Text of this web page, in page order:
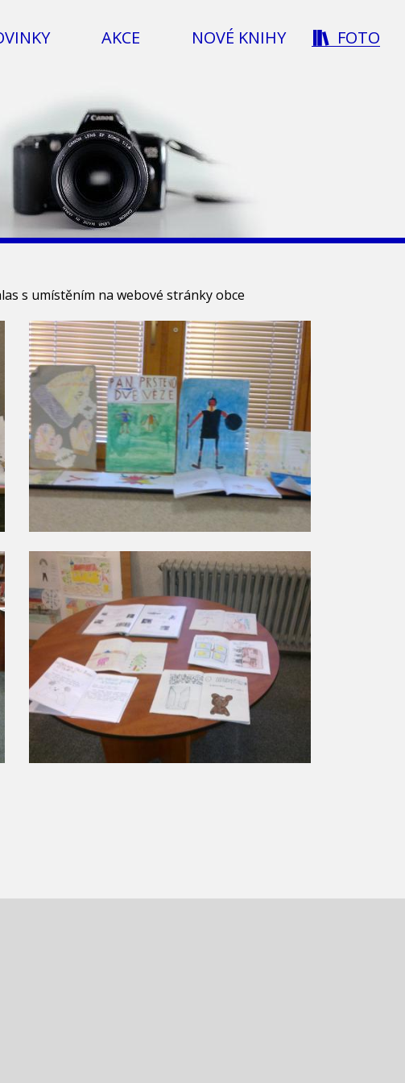
AKCE NOVÉ KNIHY FOTO
s umístěním na webové stránky obce